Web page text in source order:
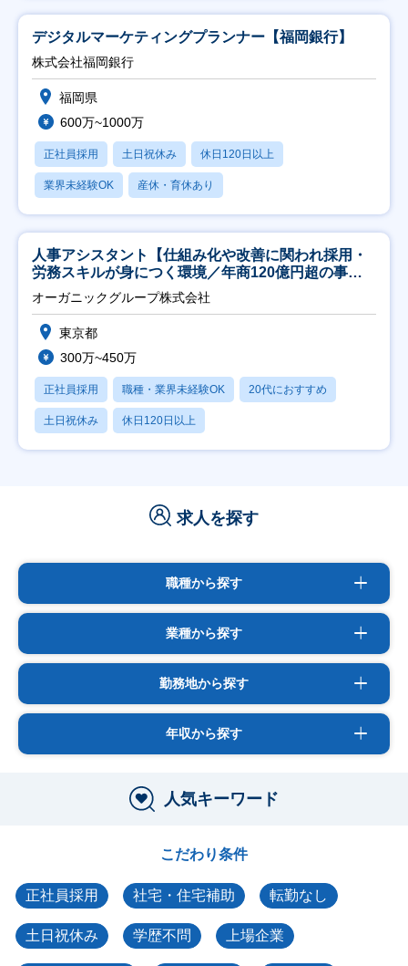
デジタルマーケティングプランナー【福岡銀行】
株式会社福岡銀行
福岡県
600万~1000万
正社員採用 土日祝休み 休日120日以上
業界未経験OK 産休・育休あり
人事アシスタント【仕組み化や改善に関われ採用・
労務スキルが身につく環境／年商120億円超の事業
会社】
オーガニックグループ株式会社
東京都
300万~450万
正社員採用 職種・業界未経験OK 20代におすすめ
土日祝休み 休日120日以上
求人を探す
職種から探す
業種から探す
勤務地から探す
年収から探す
人気キーワード
こだわり条件
正社員採用 社宅・住宅補助 転勤なし
土日祝休み 学歴不問 上場企業